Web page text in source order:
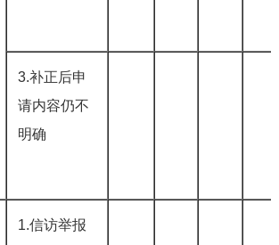
3.补正后申
请内容仍不
明确
1.信访举报